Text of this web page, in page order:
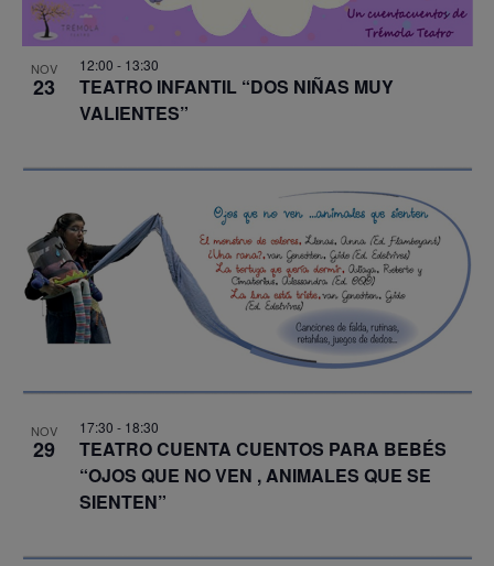
NOV
23
TEATRO INFANTIL “DOS NIÑAS MUY
VALIENTES”
12:00 - 13:30
NOV
29
TEATRO CUENTA CUENTOS PARA BEBÉS
“OJOS QUE NO VEN , ANIMALES QUE SE
SIENTEN”
17:30 - 18:30